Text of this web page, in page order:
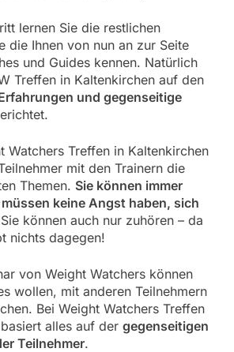
lernen Sie die restlichen
die Ihnen von nun an zur Seite
und Guides kennen. Natürlich
Treffen in Kaltenkirchen auf den
und gegenseitige
Watchers Treffen in Kaltenkirchen
mit den Trainern die
Themen. Sie können immer
keine Angst haben, sich
können auch nur zuhören – da
nichts dagegen!
von Weight Watchers können
wollen, mit anderen Teilnehmern
Bei Weight Watchers Treffen
alles auf der gegenseitigen
Teilnehmer.